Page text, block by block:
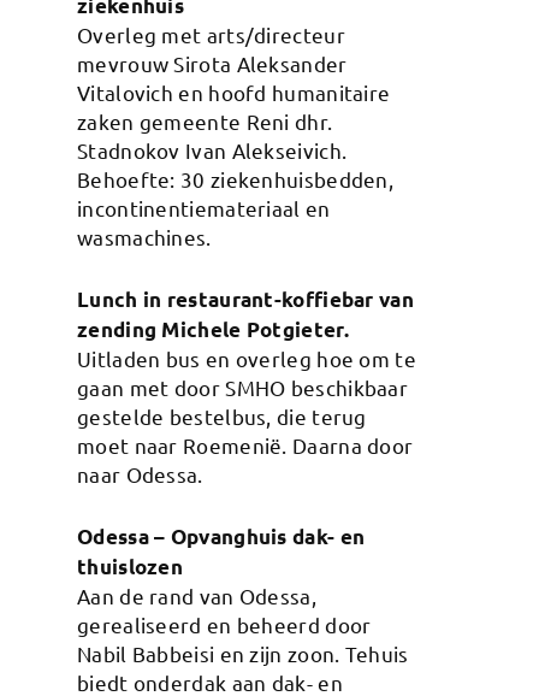
Overleg met arts/directeur
mevrouw Sirota Aleksander
Vitalovich en hoofd humanitaire
zaken gemeente Reni dhr.
Stadnokov Ivan Alekseivich.
Behoefte: 30 ziekenhuisbedden,
incontinentiemateriaal en
wasmachines.
Lunch in restaurant-koffiebar van
zending Michele Potgieter.
Uitladen bus en overleg hoe om te
gaan met door SMHO beschikbaar
gestelde bestelbus, die terug
moet naar Roemenië. Daarna door
naar Odessa.
Odessa – Opvanghuis dak- en
thuislozen
Aan de rand van Odessa,
gerealiseerd en beheerd door
Nabil Babbeisi en zijn zoon. Tehuis
biedt onderdak aan dak- en